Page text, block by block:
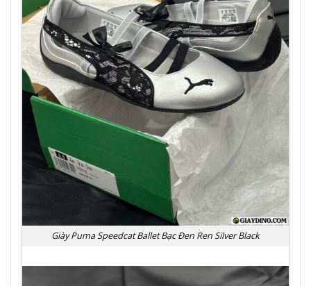
Giày Puma Speedcat Ballet Bạc Đen Ren Silver Black